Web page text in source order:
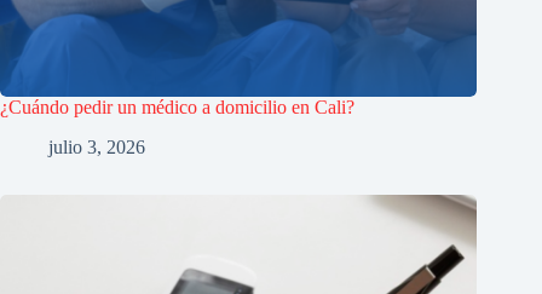
¿Cuándo pedir un médico a domicilio en Cali?
julio 3, 2026